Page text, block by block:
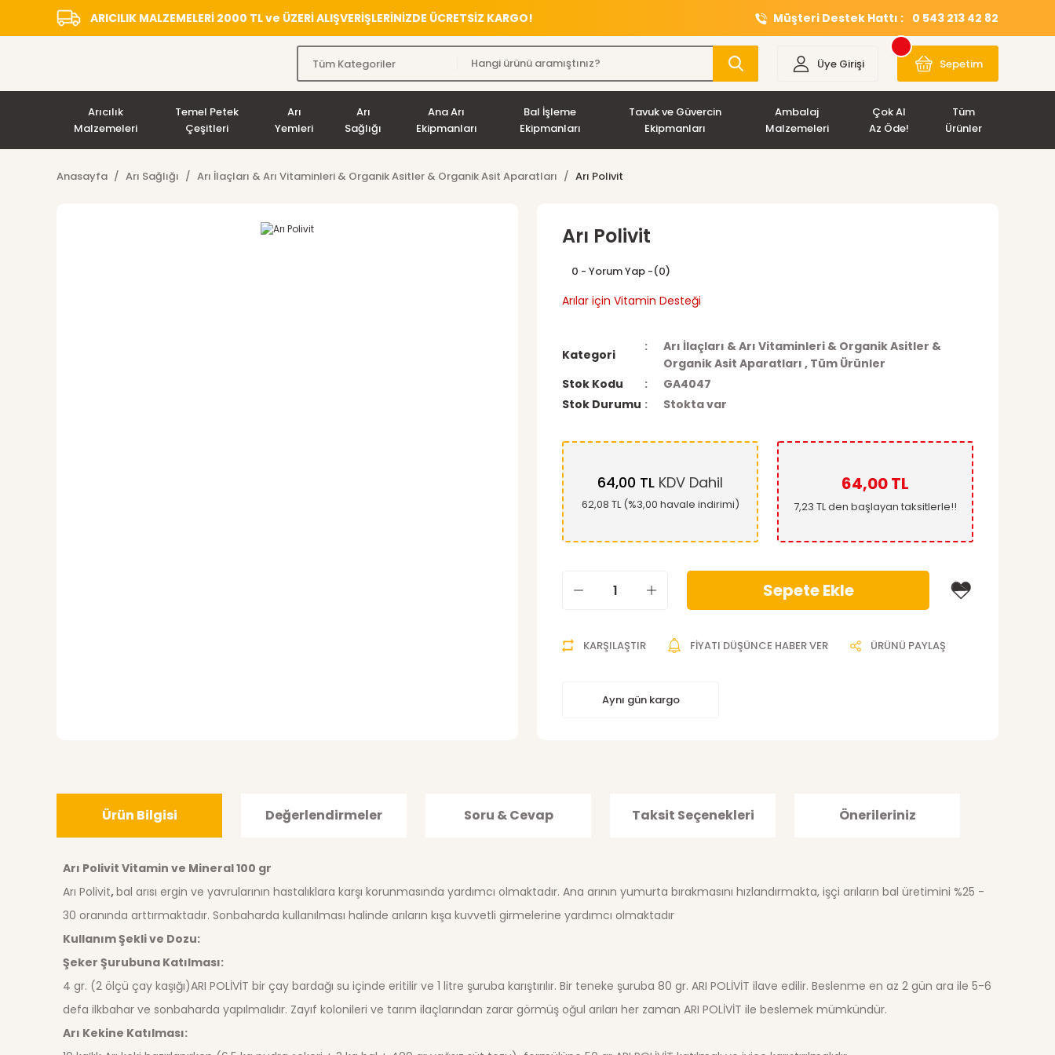
ARICILIK MALZEMELERİ 2000 TL ve ÜZERİ ALIŞVERİŞLERİNİZDE ÜCRETSİZ KARGO! Müşteri Destek Hattı : 0 543 213 42 82
Üye Girişi Sepetim
Arıcılık
Malzemeleri
Temel Petek
Çeşitleri
Arı
Yemleri
Arı
Sağlığı
Ana Arı
Ekipmanları
Bal İşleme
Ekipmanları
Tavuk ve Güvercin
Ekipmanları
Ambalaj
Malzemeleri
Çok Al
Az Öde!
Tüm
Ürünler
Anasayfa Arı Sağlığı Arı İlaçları & Arı Vitaminleri & Organik Asitler & Organik Asit Aparatları Arı Polivit
Arı Polivit
0 - Yorum Yap -(0)
Arılar için Vitamin Desteği
Kategori
Arı İlaçları & Arı Vitaminleri & Organik Asitler &
Organik Asit Aparatları , Tüm Ürünler
Stok Kodu
GA4047
Stok Durumu
Stokta var
64,00 TL KDV Dahil
62,08 TL (%3,00 havale indirimi)
64,00 TL
7,23 TL den başlayan taksitlerle!!
Sepete Ekle
KARŞILAŞTIR FİYATI DÜŞÜNCE HABER VER ÜRÜNÜ PAYLAŞ
Aynı gün kargo
Ürün Bilgisi Değerlendirmeler Soru & Cevap Taksit Seçenekleri Önerileriniz
Arı Polivit Vitamin ve Mineral 100 gr
Arı Polivit,bal arısı ergin ve yavrularının hastalıklara karşı korunmasında yardımcı olmaktadır. Ana arının yumurta bırakmasını hızlandırmakta, işçi arıların bal üretimini %25 -
30 oranında arttırmaktadır. Sonbaharda kullanılması halinde arıların kışa kuvvetli girmelerine yardımcı olmaktadır
Kullanım Şekli ve Dozu:
Şeker Şurubuna Katılması:
4 gr. (2 ölçü çay kaşığı)ARI POLİVİT bir çay bardağı su içinde eritilir ve 1 litre şuruba karıştırılır. Bir teneke şuruba 80 gr. ARI POLİVİT ilave edilir. Beslenme en az 2 gün ara ile 5-6
defa ilkbahar ve sonbaharda yapılmalıdır. Zayıf kolonileri ve tarım ilaçlarından zarar görmüş oğul arıları her zaman ARI POLİVİT ile beslemek mümkündür.
Arı Kekine Katılması: